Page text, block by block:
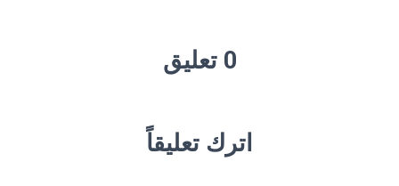
0 تعليق
اترك تعليقاً